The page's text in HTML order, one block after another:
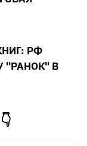
РФ
"РАНОК" В